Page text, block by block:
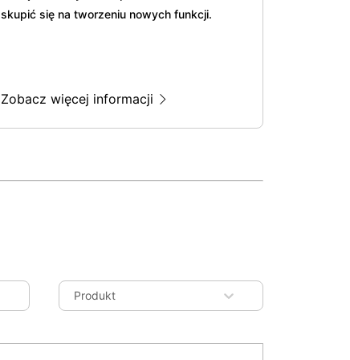
skupić się na tworzeniu nowych funkcji.
Zobacz więcej informacji
Produkt